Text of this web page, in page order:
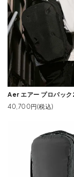
Aer エアー プロパッ
40,700円(税込)